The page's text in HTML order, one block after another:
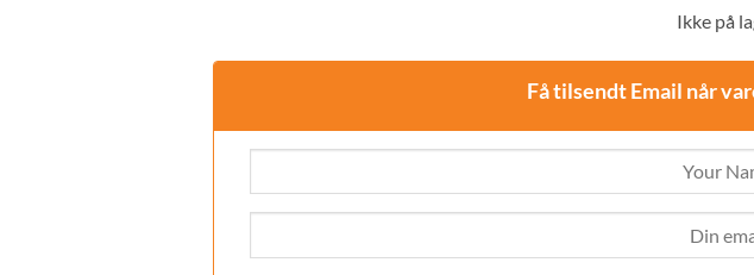
Ikke på
Få tilsendt Email når